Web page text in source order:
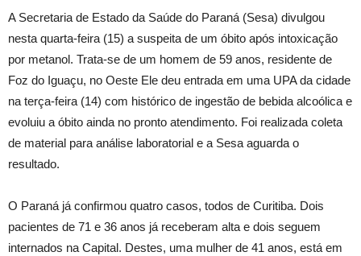
A Secretaria de Estado da Saúde do Paraná (Sesa) divulgou
nesta quarta-feira (15) a suspeita de um óbito após intoxicação
por metanol. Trata-se de um homem de 59 anos, residente de
Foz do Iguaçu, no Oeste Ele deu entrada em uma UPA da cidade
na terça-feira (14) com histórico de ingestão de bebida alcoólica e
evoluiu a óbito ainda no pronto atendimento. Foi realizada coleta
de material para análise laboratorial e a Sesa aguarda o
resultado.
O Paraná já confirmou quatro casos, todos de Curitiba. Dois
pacientes de 71 e 36 anos já receberam alta e dois seguem
internados na Capital. Destes, uma mulher de 41 anos, está em